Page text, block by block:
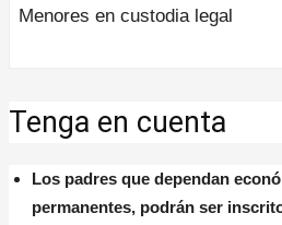
Menores en custodia legal
Tenga en cuenta
Los padres que dependan
permanentes, podrán ser